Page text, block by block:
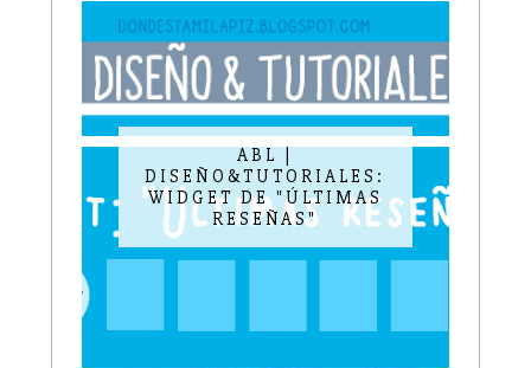
ABL |
DISEÑO&TUTORIALES:
WIDGET DE "ÚLTIMAS
RESEÑAS"